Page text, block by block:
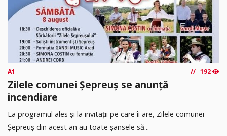
A1 192
Zilele comunei Șepreuș se anunță
incendiare
La programul ales și la invitații pe care îi are, Zilele comunei
Șepreuș din acest an au toate șansele să...